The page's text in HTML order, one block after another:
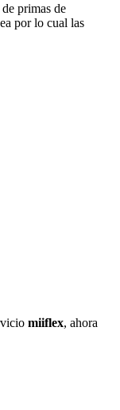
primas de
por lo cual las
miiflex, ahora